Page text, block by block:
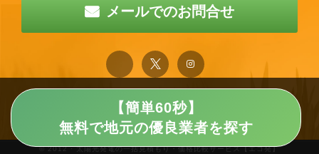
【簡単60秒】
無料で地元の優良業者を探す
メールでのお問合せ
© 2012 · 太陽光発電の一括見積もり・価格比較サービス【エコ発】